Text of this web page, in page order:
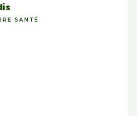
SANTÉ